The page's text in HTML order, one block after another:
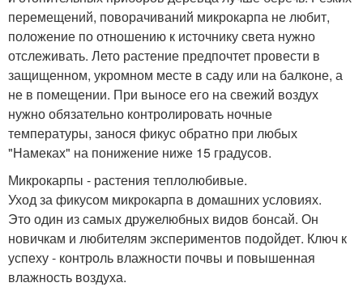
перемещений, поворачиваний микрокарпа не любит,
положение по отношению к источнику света нужно
отслеживать. Лето растение предпочтет провести в
защищенном, укромном месте в саду или на балконе, а
не в помещении. При выносе его на свежий воздух
нужно обязательно контролировать ночные
температуры, занося фикус обратно при любых
"Намеках" на понижение ниже 15 градусов.
Микрокарпы - растения теплолюбивые.
Уход за фикусом микрокарпа в домашних условиях.
Это один из самых дружелюбных видов бонсай. Он
новичкам и любителям экспериментов подойдет. Ключ к
успеху - контроль влажности почвы и повышенная
влажность воздуха.